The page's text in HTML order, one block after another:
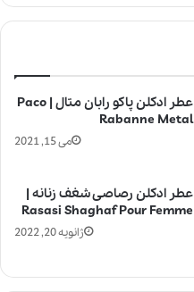
عطر ادکلن پاکو رابان متال | Paco
Rabanne Metal
می 15, 2021
عطر ادکلن رصاصی شغف زنانه |
Rasasi Shaghaf Pour Femme
ژانویه 20, 2022